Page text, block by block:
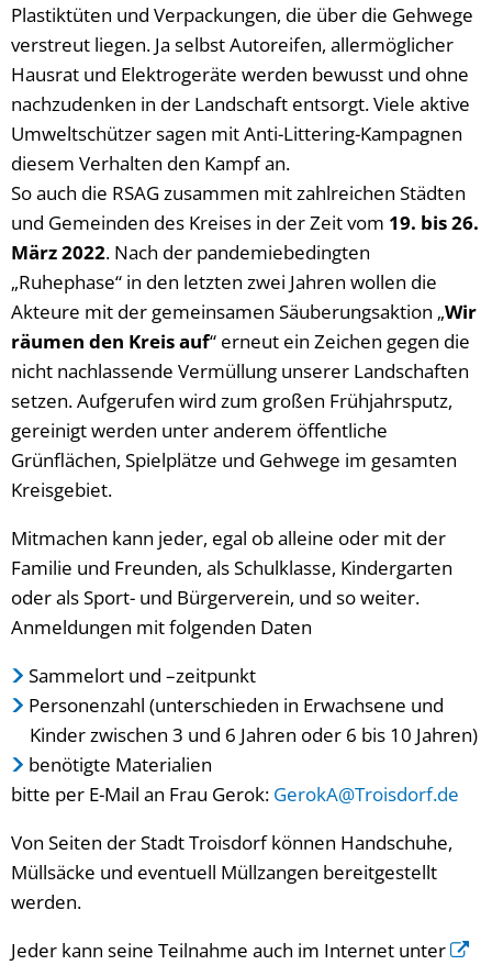
Plastiktüten und Verpackungen, die über die Gehwege
verstreut liegen. Ja selbst Autoreifen, allermöglicher
Hausrat und Elektrogeräte werden bewusst und ohne
nachzudenken in der Landschaft entsorgt. Viele aktive
Umweltschützer sagen mit Anti-Littering-Kampagnen
diesem Verhalten den Kampf an.
So auch die RSAG zusammen mit zahlreichen Städten
und Gemeinden des Kreises in der Zeit vom 19. bis 26.
März 2022. Nach der pandemiebedingten
„Ruhephase“ in den letzten zwei Jahren wollen die
Akteure mit der gemeinsamen Säuberungsaktion „Wir
räumen den Kreis auf“ erneut ein Zeichen gegen die
nicht nachlassende Vermüllung unserer Landschaften
setzen. Aufgerufen wird zum großen Frühjahrsputz,
gereinigt werden unter anderem öffentliche
Grünflächen, Spielplätze und Gehwege im gesamten
Kreisgebiet.
Mitmachen kann jeder, egal ob alleine oder mit der
Familie und Freunden, als Schulklasse, Kindergarten
oder als Sport- und Bürgerverein, und so weiter.
Anmeldungen mit folgenden Daten
Sammelort und –zeitpunkt
Personenzahl (unterschieden in Erwachsene und
Kinder zwischen 3 und 6 Jahren oder 6 bis 10 Jahren)
benötigte Materialien
bitte per E-Mail an Frau Gerok: GerokA@Troisdorf.de
Von Seiten der Stadt Troisdorf können Handschuhe,
Müllsäcke und eventuell Müllzangen bereitgestellt
werden.
Jeder kann seine Teilnahme auch im Internet unter